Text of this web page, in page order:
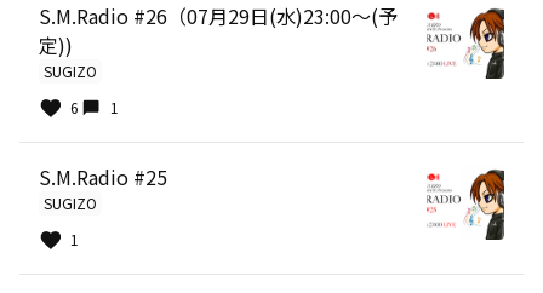
S.M.Radio #26（07月29日(水)23:00～(予
定))
SUGIZO
6
1
S.M.Radio #25
SUGIZO
1